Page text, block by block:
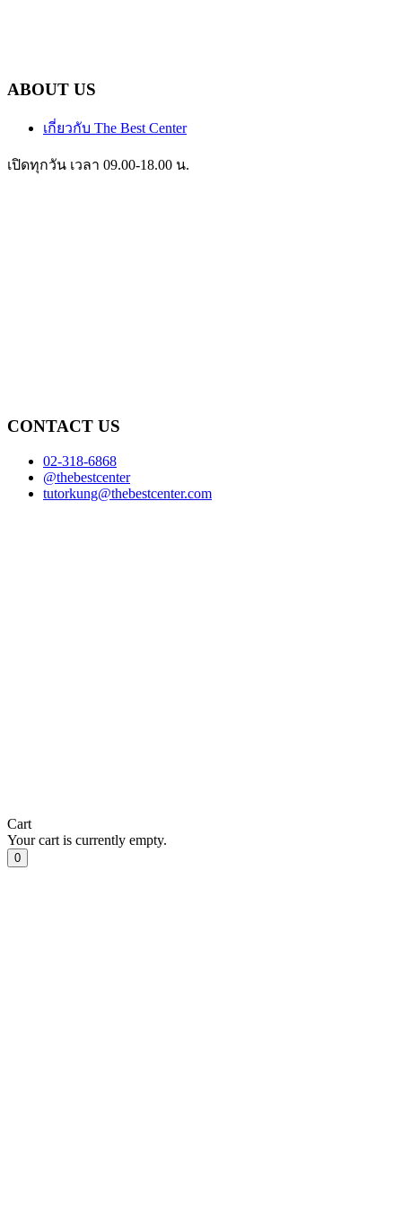
ABOUT US
เกี่ยวกับ The Best Center
เปิดทุกวัน เวลา 09.00-18.00 น.
CONTACT US
02-318-6868
@thebestcenter
tutorkung@thebestcenter.com
Cart
Your cart is currently empty.
0